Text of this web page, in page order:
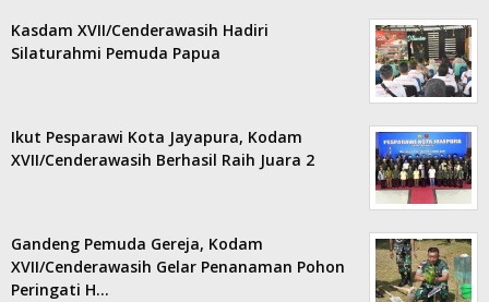
Kasdam XVII/Cenderawasih Hadiri
Silaturahmi Pemuda Papua
Ikut Pesparawi Kota Jayapura, Kodam
XVII/Cenderawasih Berhasil Raih Juara 2
Gandeng Pemuda Gereja, Kodam
XVII/Cenderawasih Gelar Penanaman Pohon
Peringati H…